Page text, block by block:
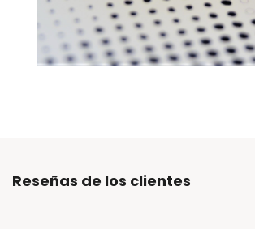
Reseñas de los clientes